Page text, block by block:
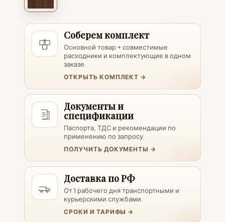
Соберем комплект
Основной товар + совместимые
расходники и комплектующие в одном
заказе.
ОТКРЫТЬ КОМПЛЕКТ →
Документы и
спецификации
Паспорта, ТДС и рекомендации по
применению по запросу.
ПОЛУЧИТЬ ДОКУМЕНТЫ →
Доставка по РФ
От 1 рабочего дня транспортными и
курьерскими службами.
СРОКИ И ТАРИФЫ →